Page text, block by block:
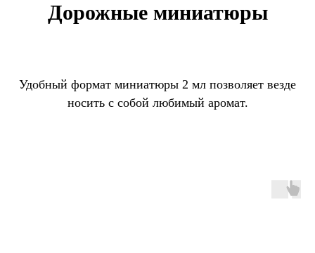
Дорожные миниатюры
Удобный формат миниатюры 2 мл позволяет везде
носить с собой любимый аромат.